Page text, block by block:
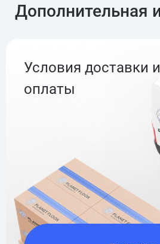
Дополнительная
Условия доставки и
оплаты